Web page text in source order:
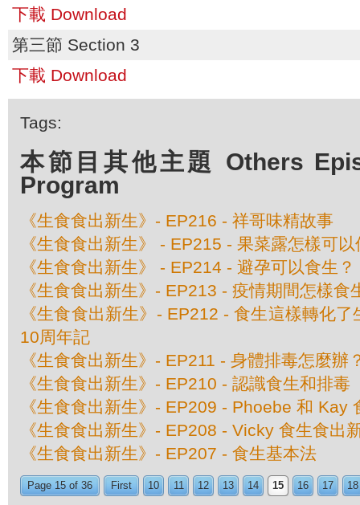
下載 Download
第三節 Section 3
下載 Download
Tags:
本節目其他主題 Others
Program
《生食食出新生》- EP216 - 祥哥味精故事
《生食食出新生》 - EP215 - 果菜露怎樣可
《生食食出新生》 - EP214 - 避孕可以食生？
《生食食出新生》- EP213 - 疫情期間怎樣食
《生食食出新生》- EP212 - 食生這樣轉化
10周年記
《生食食出新生》- EP211 - 身體排毒怎麼辦
《生食食出新生》- EP210 - 認識食生和排毒
《生食食出新生》- EP209 - Phoebe 和 Kay
《生食食出新生》- EP208 - Vicky 食生食出
《生食食出新生》- EP207 - 食生基本法
Page 15 of 36 First 10 11 12 13 14 15 16 17 18